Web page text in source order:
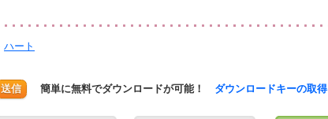
ハート
送信 簡単に無料でダウンロードが可能！ ダウンロードキーの取得